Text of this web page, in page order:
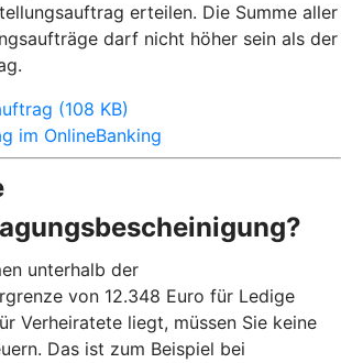
erteilen. Die Summe aller
darf nicht höher sein als der
(108 KB)
im OnlineBanking
unterhalb der
von 12.348 Euro für Ledige
Verheiratete liegt, müssen Sie keine
Das ist zum Beispiel bei